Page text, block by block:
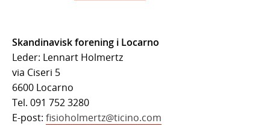
Skandinavisk forening i Locarno
Leder: Lennart Holmertz
via Ciseri 5
6600 Locarno
Tel. 091 752 3280
E-post: fisioholmertz@ticino.com